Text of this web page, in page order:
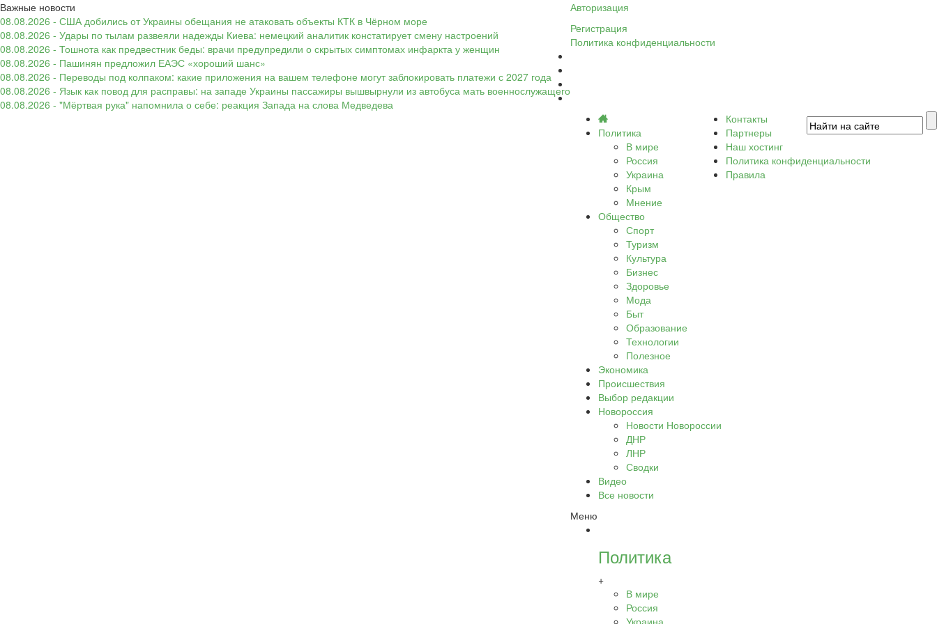
Важные новости
08.08.2026 - США добились от Украины обещания не атаковать объекты КТК в Чёрном море
08.08.2026 - Удары по тылам развеяли надежды Киева: немецкий аналитик констатирует смену настроений
08.08.2026 - Тошнота как предвестник беды: врачи предупредили о скрытых симптомах инфаркта у женщин
08.08.2026 - Пашинян предложил ЕАЭС «хороший шанс»
08.08.2026 - Переводы под колпаком: какие приложения на вашем телефоне могут заблокировать платежи с 2027 года
08.08.2026 - Язык как повод для расправы: на западе Украины пассажиры вышвырнули из автобуса мать военнослужащего
08.08.2026 - "Мёртвая рука" напомнила о себе: реакция Запада на слова Медведева
Авторизация
Регистрация
Политика конфиденциальности
Политика
В мире
Россия
Украина
Крым
Мнение
Общество
Спорт
Туризм
Культура
Бизнес
Здоровье
Мода
Быт
Образование
Технологии
Полезное
Экономика
Происшествия
Выбор редакции
Новороссия
Новости Новороссии
ДНР
ЛНР
Сводки
Видео
Все новости
Меню
Политика
+
В мире
Россия
Украина
Контакты
Партнеры
Наш хостинг
Политика конфиденциальности
Правила